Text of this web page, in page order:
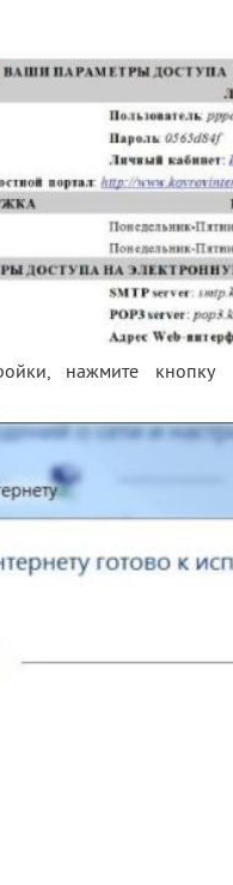
нажмите кнопку